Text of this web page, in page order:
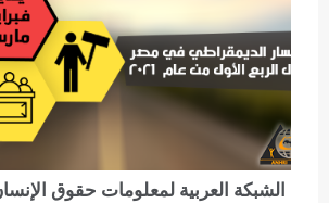
الشبكة العربية لمعلومات حقوق